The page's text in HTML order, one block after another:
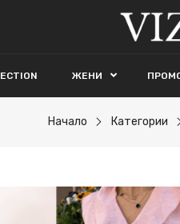
ЖЕНИ
Начало Категории